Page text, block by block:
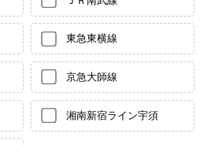
東急東横線
京急大師線
湘南新宿ライン宇須